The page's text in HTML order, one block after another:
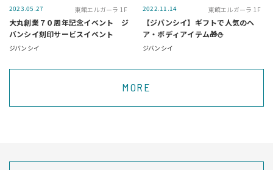
2023.05.27 東館エルガーラ 1F
大丸創業７０周年記念イベント ジ
バンシイ刻印サービスイベント
ジバンシイ
2022.11.14 東館エルガーラ 1F
【ジバンシイ】ギフトで人気のヘ
ア・ボディアイテム🎁⛄️
ジバンシイ
MORE